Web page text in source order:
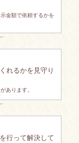
金額で依頼するかを
れるかを見守り
あります。
行って解決して